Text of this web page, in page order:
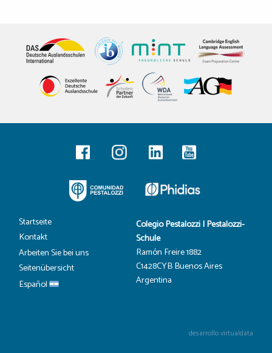
Startseite
Kontakt
Arbeiten Sie bei uns
Seitenübersicht
Español
Colegio Pestalozzi | Pestalozzi-
Schule
Ramón Freire 1882
C1428CYB Buenos Aires
Argentina
desarrollo virtualdata